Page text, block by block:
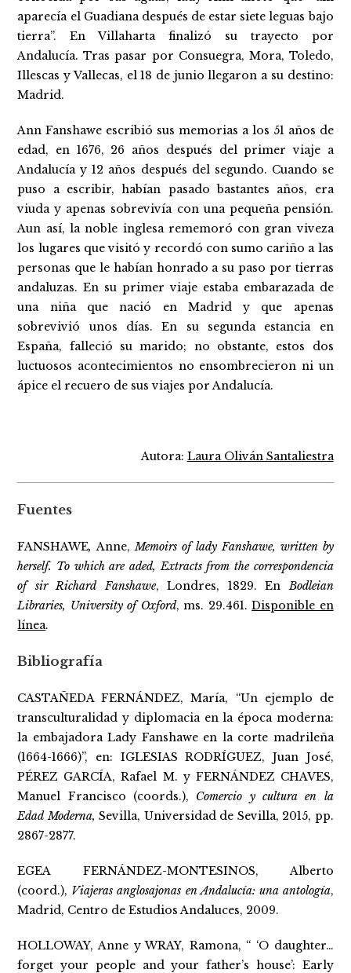
aparecía el Guadiana después de estar siete leguas bajo
tierra”. En Villaharta finalizó su trayecto por
Andalucía. Tras pasar por Consuegra, Mora, Toledo,
Illescas y Vallecas, el 18 de junio llegaron a su destino:
Madrid.
Ann Fanshawe escribió sus memorias a los 51 años de
edad, en 1676, 26 años después del primer viaje a
Andalucía y 12 años después del segundo. Cuando se
puso a escribir, habían pasado bastantes años, era
viuda y apenas sobrevivía con una pequeña pensión.
Aun así, la noble inglesa rememoró con gran viveza
los lugares que visitó y recordó con sumo cariño a las
personas que le habían honrado a su paso por tierras
andaluzas. En su primer viaje estaba embarazada de
una niña que nació en Madrid y que apenas
sobrevivió unos días. En su segunda estancia en
España, falleció su marido; no obstante, estos dos
luctuosos acontecimientos no ensombrecieron ni un
ápice el recuero de sus viajes por Andalucía.
Autora: Laura Oliván Santaliestra
Fuentes
FANSHAWE,Anne,Memoirs of lady Fanshawe, written by
herself. To which are aded, Extracts from the correspondencia
of sir Richard Fanshawe, Londres, 1829. EnBodleian
Libraries, University of Oxford, ms. 29.461.Disponible en
línea.
Bibliografía
CASTAÑEDA FERNÁNDEZ, María, “Un ejemplo de
transculturalidad y diplomacia en la época moderna:
la embajadora Lady Fanshawe en la corte madrileña
(1664-1666)”, en: IGLESIAS RODRÍGUEZ, Juan José,
PÉREZ GARCÍA, Rafael M. y FERNÁNDEZ CHAVES,
Manuel Francisco (coords.), Comercio y cultura en la
Edad Moderna,Sevilla, Universidad de Sevilla, 2015, pp.
2867-2877.
EGEA FERNÁNDEZ-MONTESINOS, Alberto
(coord.), Viajeras anglosajonas en Andalucía: una antología,
Madrid, Centro de Estudios Andaluces, 2009.
HOLLOWAY, Anne y WRAY, Ramona, “ ‘O daughter…
forget your people and your father’s house’: Early